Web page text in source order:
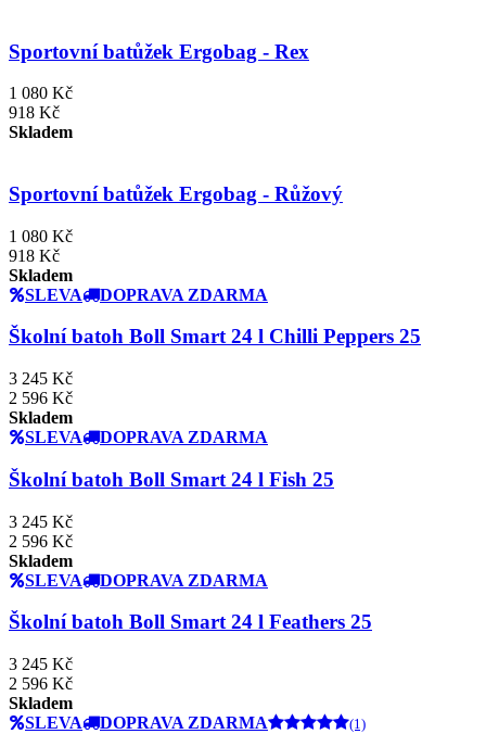
Sportovní batůžek Ergobag - Rex
1 080 Kč
918 Kč
Skladem
Sportovní batůžek Ergobag - Růžový
1 080 Kč
918 Kč
Skladem
SLEVA
DOPRAVA ZDARMA
Školní batoh Boll Smart 24 l Chilli Peppers 25
3 245 Kč
2 596 Kč
Skladem
SLEVA
DOPRAVA ZDARMA
Školní batoh Boll Smart 24 l Fish 25
3 245 Kč
2 596 Kč
Skladem
SLEVA
DOPRAVA ZDARMA
Školní batoh Boll Smart 24 l Feathers 25
3 245 Kč
2 596 Kč
Skladem
SLEVA
DOPRAVA ZDARMA (1)